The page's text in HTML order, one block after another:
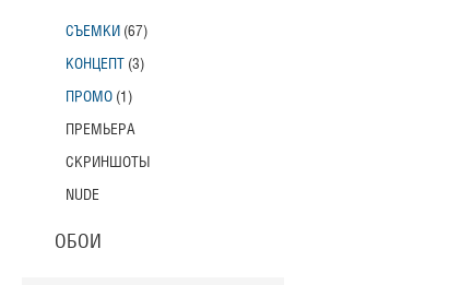
СЪЕМКИ (67)
КОНЦЕПТ (3)
ПРОМО (1)
ПРЕМЬЕРА
СКРИНШОТЫ
NUDE
ОБОИ